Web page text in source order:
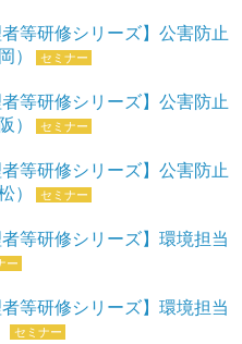
者等研修シリーズ】公害防止
）
セミナー
者等研修シリーズ】公害防止
）
セミナー
者等研修シリーズ】公害防止
）
セミナー
者等研修シリーズ】環境担当
ー
者等研修シリーズ】環境担当
セミナー